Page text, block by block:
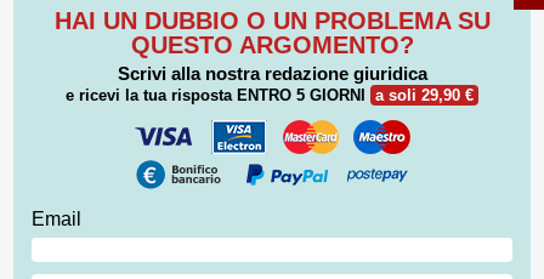
HAI UN DUBBIO O UN PROBLEMA SU
QUESTO ARGOMENTO?
Scrivi alla nostra redazione giuridica
e ricevi la tua risposta ENTRO 5 GIORNI a soli 29,90 €
Email